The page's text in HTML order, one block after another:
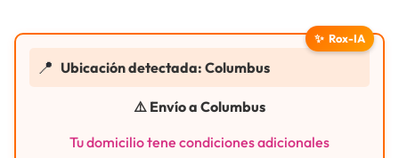
✨ Rox-IA
📍 Ubicación detectada: Columbus
⚠️ Envío a Columbus
Tu domicilio tene condiciones adicionales